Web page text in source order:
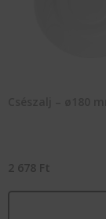
2 678 Ft